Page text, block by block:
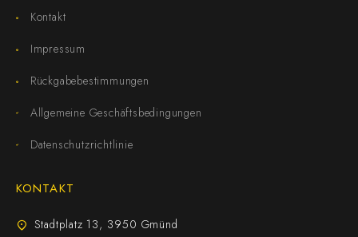
Kontakt
Impressum
Rückgabebestimmungen
Allgemeine Geschäftsbedingungen
Datenschutzrichtlinie
KONTAKT
Stadtplatz 13, 3950 Gmünd